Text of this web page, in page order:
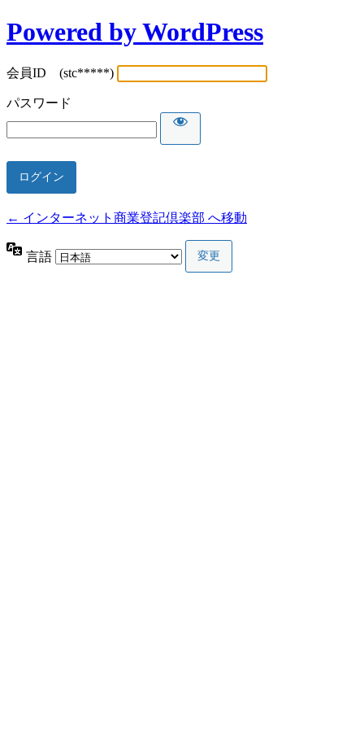
Powered by WordPress
会員ID (stc*****)
パスワード
← インターネット商業登記倶楽部 へ移動
言語